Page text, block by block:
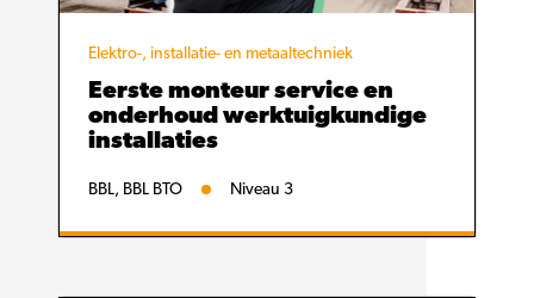
Elektro-, installatie- en metaaltechniek
Eerste monteur service en
onderhoud werktuigkundige
installaties
BBL, BBL BTO Niveau 3